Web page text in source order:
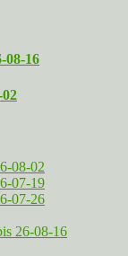
08-16
08-02
07-19
07-26
26-08-16